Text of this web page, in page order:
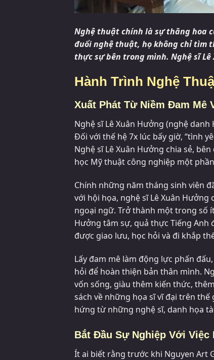
Nghệ thuật chính là sự thăng hoa
đuổi nghệ thuật, họ không chỉ tìm
thực sự bên trong mình. Nghệ sĩ
Hành Trình Nghệ
Xuất Phát Từ Niềm Đam Mê
Nghệ sĩ Lê Xuân Hưởng (nghệ
Đối với thế hệ 7x lúc bấy giờ, “tình
Nghệ sĩ Lê Xuân Hưởng chia sẻ,
học Mỹ thuật công nghiệp một
Chính những năm tháng sinh viên
với hội họa, nghệ sĩ Lê Xuân
ngoại ngữ. Trở thành một trong số
Hưởng tâm sự, quả thực Tiếng Anh
được giao lưu, học hỏi và đi khắp
Lấy đam mê làm động lực phấn
hỏi để hoàn thiện bản thân mình.
vốn sống, giàu thêm kiến thức,
sách về những họa sĩ vĩ đại trên
hứng từ những nghệ sĩ, danh họa
Bắt Đầu Sự Nghiệp Với Việc
Ít ai biết rằng trước khi Nguyen Art